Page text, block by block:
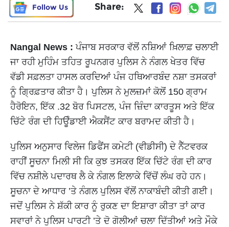
Follow Us Share:
Nangal News : ਪੰਜਾਬ ਸਰਕਾਰ ਵੱਲੋਂ ਨਸ਼ਿਆਂ ਖ਼ਿਲਾਫ਼ ਚਲਾਈ
ਜਾ ਰਹੀ ਮੁਹਿੰਮ ਤਹਿਤ ਰੂਪਨਗਰ ਪੁਲਿਸ ਨੇ ਨੰਗਲ ਖੇਤਰ ਵਿੱਚ
ਵੱਡੀ ਸਫ਼ਲਤਾ ਹਾਸਲ ਕਰਦਿਆਂ ਪੰਜ ਹਥਿਆਰਬੰਦ ਨਸ਼ਾ ਤਸਕਰਾਂ
ਨੂੰ ਗ੍ਰਿਫ਼ਤਾਰ ਕੀਤਾ ਹੈ। ਪੁਲਿਸ ਨੇ ਮੁਲਜ਼ਮਾਂ ਕੋਲੋਂ 150 ਗ੍ਰਾਮ
ਹੈਰੋਇਨ, ਇੱਕ .32 ਬੋਰ ਪਿਸਟਲ, ਪੰਜ ਜ਼ਿੰਦਾ ਕਾਰਤੂਸ ਅਤੇ ਇੱਕ
ਚਿੱਟੇ ਰੰਗ ਦੀ ਹਿਊੰਡਾਈ ਐਕਸੈਂਟ ਕਾਰ ਬਰਾਮਦ ਕੀਤੀ ਹੈ।
ਪੁਲਿਸ ਅਨੁਸਾਰ ਵਿਲੇਜ ਡਿਫੈਂਸ ਕਮੇਟੀ (ਵੀਡੀਸੀ) ਦੇ ਨੈੱਟਵਰਕ
ਰਾਹੀਂ ਸੂਚਨਾ ਮਿਲੀ ਸੀ ਕਿ ਕੁਝ ਤਸਕਰ ਇੱਕ ਚਿੱਟੇ ਰੰਗ ਦੀ ਕਾਰ
ਵਿੱਚ ਨਸ਼ੀਲੇ ਪਦਾਰਥ ਲੈ ਕੇ ਨੰਗਲ ਇਲਾਕੇ ਵਿੱਚੋਂ ਲੰਘ ਰਹੇ ਹਨ।
ਸੂਚਨਾ ਦੇ ਆਧਾਰ ’ਤੇ ਨੰਗਲ ਪੁਲਿਸ ਵੱਲੋਂ ਨਾਕਾਬੰਦੀ ਕੀਤੀ ਗਈ।
ਜਦੋਂ ਪੁਲਿਸ ਨੇ ਸ਼ੱਕੀ ਕਾਰ ਨੂੰ ਰੁਕਣ ਦਾ ਇਸ਼ਾਰਾ ਕੀਤਾ ਤਾਂ ਕਾਰ
ਸਵਾਰਾਂ ਨੇ ਪੁਲਿਸ ਪਾਰਟੀ ’ਤੇ ਦੋ ਗੋਲੀਆਂ ਚਲਾ ਦਿੱਤੀਆਂ ਅਤੇ ਮੌਕੇ